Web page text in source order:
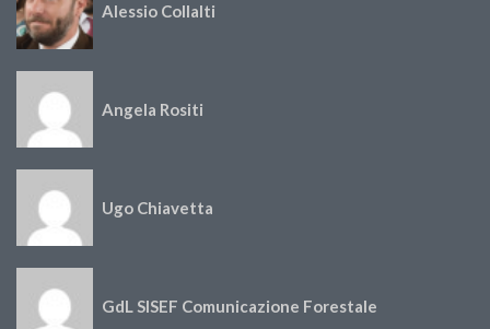
Alessio Collalti
Angela Rositi
Ugo Chiavetta
GdL SISEF Comunicazione Forestale